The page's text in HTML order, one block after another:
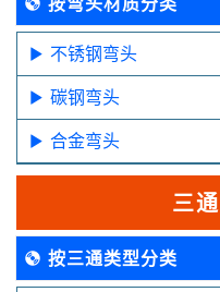
不锈钢弯头
碳钢弯头
合金弯头
三
按三通类型分类